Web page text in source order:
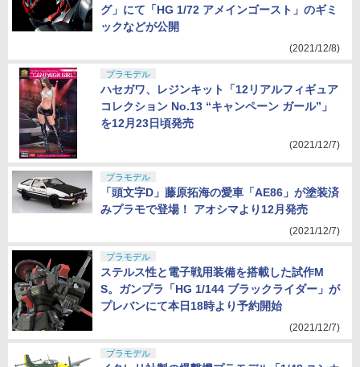
グ」にて「HG 1/72 アメインゴースト」のギミ
ックなどが公開
(2021/12/8)
プラモデル
ハセガワ、レジンキット「12リアルフィギュア
コレクション No.13 “キャンペーン ガール”」
を12月23日頃発売
(2021/12/7)
プラモデル
「頭文字D」藤原拓海の愛車「AE86」が塗装済
みプラモで登場！ アオシマより12月発売
(2021/12/7)
プラモデル
ステルス性と電子戦用装備を搭載した試作M
S。ガンプラ「HG 1/144 ブラックライダー」が
プレバンにて本日18時より予約開始
(2021/12/7)
プラモデル